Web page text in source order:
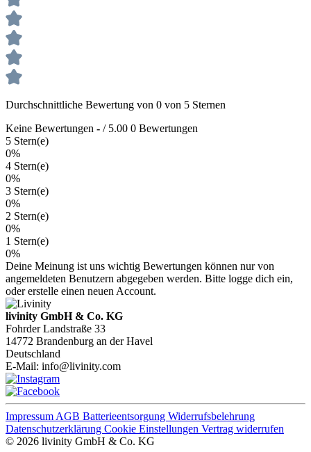
Durchschnittliche Bewertung von 0 von 5 Sternen
Keine Bewertungen - / 5.00 0 Bewertungen
5 Stern(e)
0%
4 Stern(e)
0%
3 Stern(e)
0%
2 Stern(e)
0%
1 Stern(e)
0%
Deine Meinung ist uns wichtig Bewertungen können nur von
angemeldeten Benutzern abgegeben werden. Bitte logge dich ein,
oder erstelle einen neuen Account.
livinity GmbH & Co. KG
Fohrder Landstraße 33
14772 Brandenburg an der Havel
Deutschland
E-Mail: info@livinity.com
Impressum AGB Batterieentsorgung Widerrufsbelehrung
Datenschutzerklärung Cookie Einstellungen Vertrag widerrufen
© 2026 livinity GmbH & Co. KG